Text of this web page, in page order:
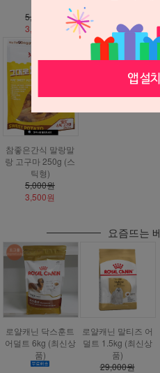
5,000원
3,500원
참좋은간식 말랑말
랑 고구마 250g (스
틱형)
5,000원
3,500원
요즘뜨는
로얄캐닌 닥스훈트
어덜트 6kg (최신상
품)
로얄캐닌 말티즈 어
덜트 1.5kg (최신상
품)
29,000원